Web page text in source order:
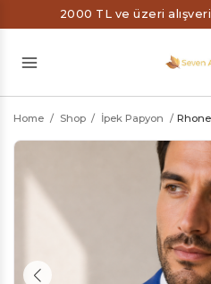
2000 TL ve üzeri
Home / Shop / İpek Papyon /